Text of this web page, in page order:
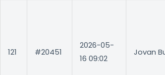
121 #20451
2026-05-
16 09:02
Jovan